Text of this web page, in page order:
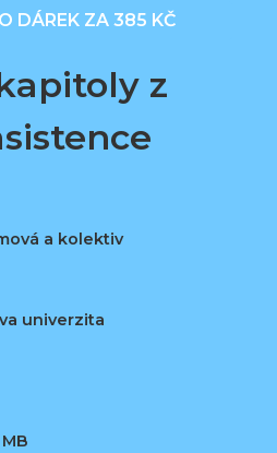
DÁREK ZA 385 KČ
z
a kolektiv
univerzita